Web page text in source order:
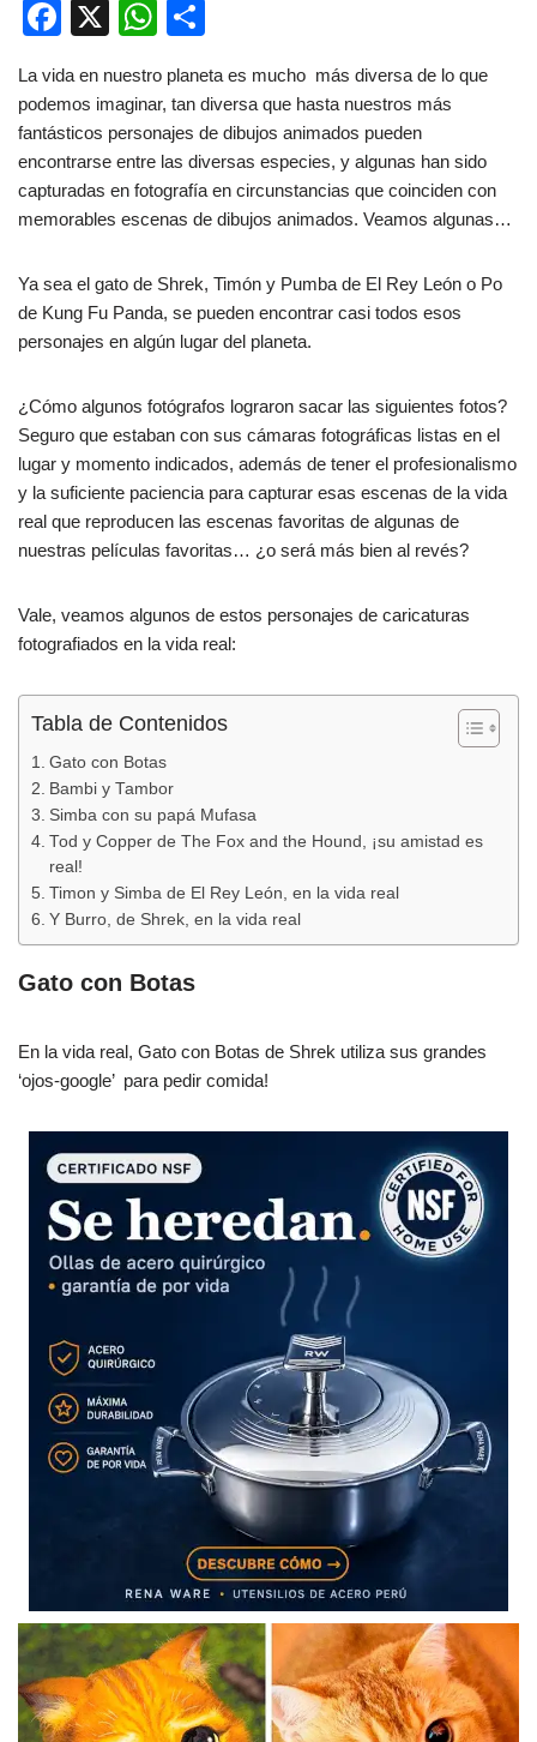
F
c
e
b
o
k
X
W
at
s
A
p
m
p
ar
tir
La vida en nuestro planeta es mucho más diversa de lo que
podemos imaginar, tan diversa que hasta nuestros más
fantásticos personajes de dibujos animados pueden
encontrarse entre las diversas especies, y algunas han sido
capturadas en fotografía en circunstancias que coinciden con
memorables escenas de dibujos animados. Veamos algunas…
Ya sea el gato de Shrek, Timón y Pumba de El Rey León o Po
de Kung Fu Panda, se pueden encontrar casi todos esos
personajes en algún lugar del planeta.
¿Cómo algunos fotógrafos lograron sacar las siguientes fotos?
Seguro que estaban con sus cámaras fotográficas listas en el
lugar y momento indicados, además de tener el profesionalismo
y la suficiente paciencia para capturar esas escenas de la vida
real que reproducen las escenas favoritas de algunas de
nuestras películas favoritas… ¿o será más bien al revés?
Vale, veamos algunos de estos personajes de caricaturas
fotografiados en la vida real:
Tabla de Contenidos
Gato con Botas
Bambi y Tambor
Simba con su papá Mufasa
Tod y Copper de The Fox and the Hound, ¡su amistad es
real!
Timon y Simba de El Rey León, en la vida real
Y Burro, de Shrek, en la vida real
Gato con Botas
En la vida real, Gato con Botas de Shrek utiliza sus grandes
‘ojos-google’ para pedir comida!